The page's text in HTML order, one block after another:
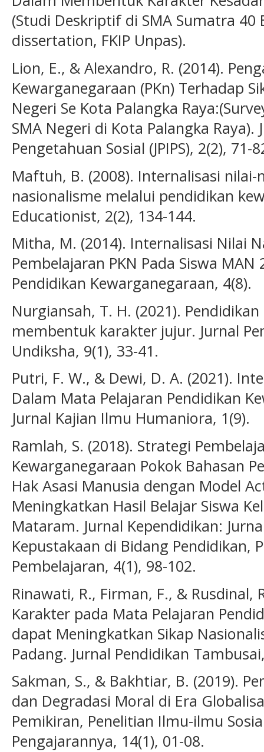
(Studi Deskriptif di SMA Sumatra 40
dissertation, FKIP Unpas).
Lion, E., & Alexandro, R. (2014).
Kewarganegaraan (PKn) Terhadap
Negeri Se Kota Palangka
SMA Negeri di Kota Palangka
Pengetahuan Sosial (JPIPS), 2(2), 71-
Maftuh, B. (2008). Internalisasi nilai-
nasionalisme melalui pendidikan
Educationist, 2(2), 134-144.
Mitha, M. (2014). Internalisasi Nilai
Pembelajaran PKN Pada Siswa
Pendidikan Kewarganegaraan, 4(8).
Nurgiansah, T. H. (2021).
membentuk karakter jujur. Jurnal
Undiksha, 9(1), 33-41.
Putri, F. W., & Dewi, D. A. (2021).
Dalam Mata Pelajaran Pendidikan
Jurnal Kajian Ilmu Humaniora, 1(9).
Ramlah, S. (2018). Strategi
Kewarganegaraan Pokok Bahasan
Hak Asasi Manusia dengan Model
Meningkatkan Hasil Belajar Siswa
Mataram. Jurnal Kependidikan:
Kepustakaan di Bidang Pendidikan,
Pembelajaran, 4(1), 98-102.
Rinawati, R., Firman, F., & Rusdinal,
Karakter pada Mata Pelajaran
dapat Meningkatkan Sikap
Padang. Jurnal Pendidikan
Sakman, S., & Bakhtiar, B. (2019).
dan Degradasi Moral di Era
Pemikiran, Penelitian Ilmu-ilmu
Pengajarannya, 14(1), 01-08.